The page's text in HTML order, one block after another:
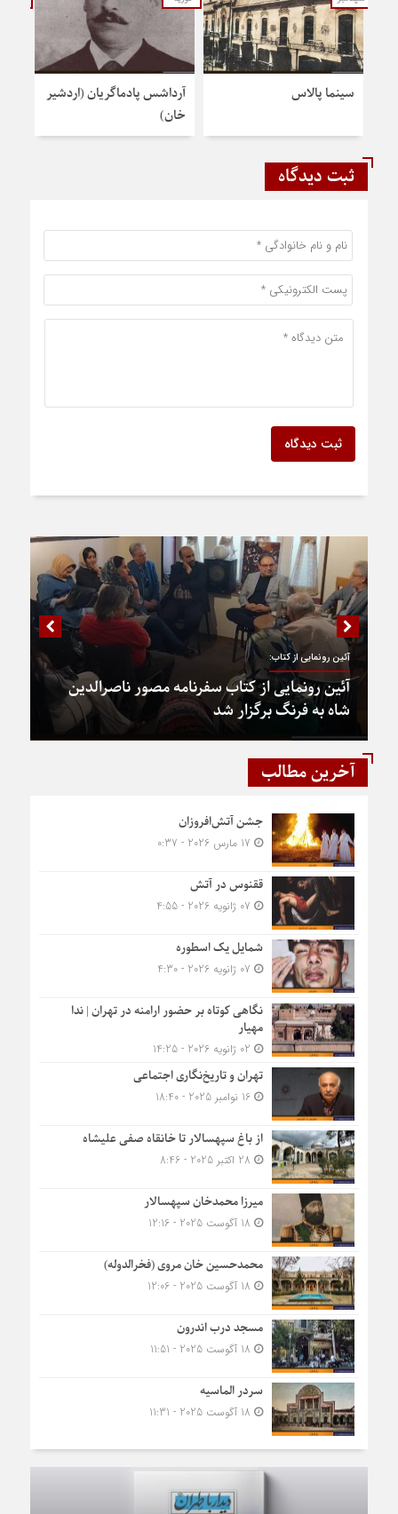
سینما پالاس
آرداشس پادماگریان (اردشیر
خان)
ثبت دیدگاه
ثبت دیدگاه
آئین رونمایی از کتاب:
آئین رونمایی از کتاب سفرنامه مصور ناصرالدین
شاه به فرنگ برگزار شد
آخرین مطالب
جشن آتش‌افروزان
ققنوس در آتش
شمایل یک اسطوره
نگاهی کوتاه بر حضور ارامنه در تهران | ندا
مهیار
تهران و تاریخ‌نگاری اجتماعی
16 نوامبر 2025 - 18:40
از باغ سپهسالار تا خانقاه صفی علیشاه
میرزا محمدخان سپهسالار
محمدحسین خان مروی (فخرالدوله)
مسجد درب اندرون
سردر الماسیه